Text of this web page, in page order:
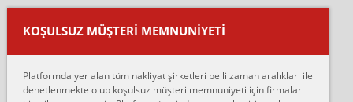
Ankara ALİCANLAR NAKLİYAT Tutarsız ve ticari ahlak problemleri
var verdikleri fiyat teklifini arttırdılar. Sonrasında taşıma gününde
oldukça tutarsı...
Ankara Alicanlar naklyat tel 5465524025. 2600 TL'ye ankaradan
Konya ya Alicanlar naklyat la anlaştık bu şahıs evin taşınacağı gün
KOŞULSUZ MÜŞTERI MEMNUNIYETI
Platformda yer alan tüm nakliyat şirketleri belli zaman aralıkları ile
denetlenmekte olup koşulsuz müşteri memnuniyeti için firmaları